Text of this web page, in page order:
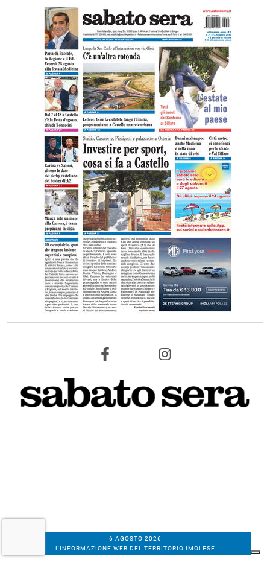
6 AGOSTO 2026
L'INFORMAZIONE WEB DEL TERRITORIO IMOLESE